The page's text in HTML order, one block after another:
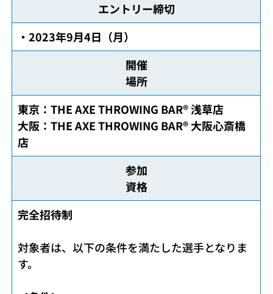
エントリー締切
・2023年9月4日（月）
開催
場所
東京：THE AXE THROWING BAR®︎ 浅草店
大阪：THE AXE THROWING BAR®︎ 大阪心斎橋
店
参加
資格
完全招待制
対象者は、以下の条件を満たした選手となりま
す。